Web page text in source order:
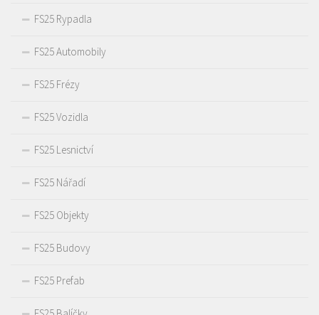
FS25 Rypadla
FS25 Automobily
FS25 Frézy
FS25 Vozidla
FS25 Lesnictví
FS25 Nářadí
FS25 Objekty
FS25 Budovy
FS25 Prefab